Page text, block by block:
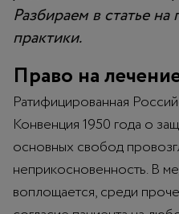
Разбираем в статье
практики.
Право на
Ратифицированная
Конвенция 1950 года о
основных свобод
неприкосновенность. В
воплощается, среди